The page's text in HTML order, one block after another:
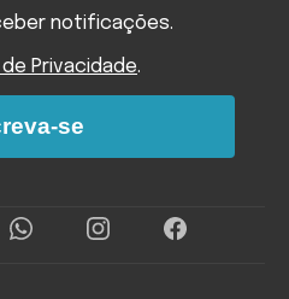
notificações.
Privacidade.
se